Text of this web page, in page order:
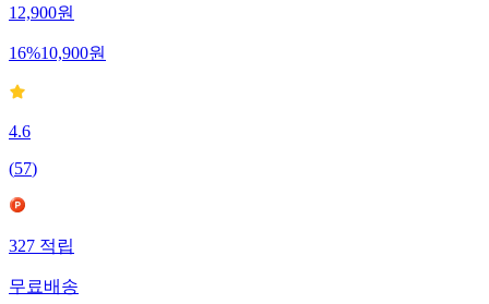
12,900원
16%10,900원
4.6
(57)
327적립
무료배송